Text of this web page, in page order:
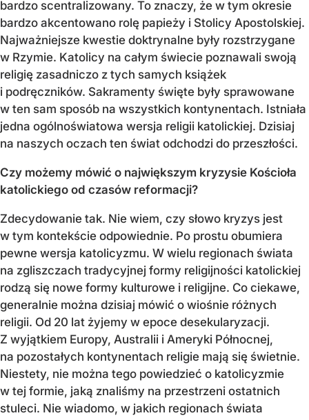
bardzo scentralizowany. To znaczy, że w tym okresie
bardzo akcentowano rolę papieży i Stolicy Apostolskiej.
Najważniejsze kwestie doktrynalne były rozstrzygane
w Rzymie. Katolicy na całym świecie poznawali swoją
religię zasadniczo z tych samych książek
i podręczników. Sakramenty święte były sprawowane
w ten sam sposób na wszystkich kontynentach. Istniała
jedna ogólnoświatowa wersja religii katolickiej. Dzisiaj
na naszych oczach ten świat odchodzi do przeszłości.
Czy możemy mówić o największym kryzysie Kościoła
katolickiego od czasów reformacji?
Zdecydowanie tak. Nie wiem, czy słowo kryzys jest
w tym kontekście odpowiednie. Po prostu obumiera
pewne wersja katolicyzmu. W wielu regionach świata
na zgliszczach tradycyjnej formy religijności katolickiej
rodzą się nowe formy kulturowe i religijne. Co ciekawe,
generalnie można dzisiaj mówić o wiośnie różnych
religii. Od 20 lat żyjemy w epoce desekularyzacji.
Z wyjątkiem Europy, Australii i Ameryki Północnej,
na pozostałych kontynentach religie mają się świetnie.
Niestety, nie można tego powiedzieć o katolicyzmie
w tej formie, jaką znaliśmy na przestrzeni ostatnich
stuleci. Nie wiadomo, w jakich regionach świata